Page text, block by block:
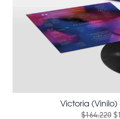
Victoria
$164.220